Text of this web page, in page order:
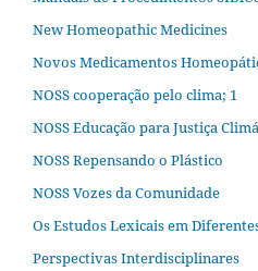
New Homeopathic Medicines
Novos Medicamentos
NOSS cooperação pelo clima; 1
NOSS Educação para Justiça
NOSS Repensando o Plástico
NOSS Vozes da Comunidade
Os Estudos Lexicais em
Perspectivas Interdisciplinares